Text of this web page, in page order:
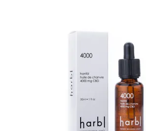
ADD TO CART
QUICK VIEW